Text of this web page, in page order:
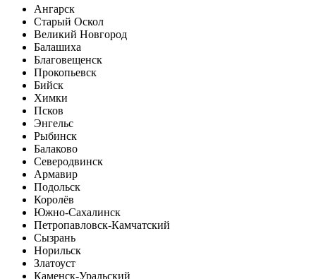
Ангарск
Старый Оскол
Великий Новгород
Балашиха
Благовещенск
Прокопьевск
Бийск
Химки
Псков
Энгельс
Рыбинск
Балаково
Северодвинск
Армавир
Подольск
Королёв
Южно-Сахалинск
Петропавловск-Камчатский
Сызрань
Норильск
Златоуст
Каменск-Уральский